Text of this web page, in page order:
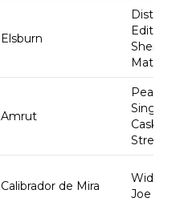
Elsburn
Edition
Sherry
Amrut
Peated
Single
Cask
Calibrador de Mira
Joe